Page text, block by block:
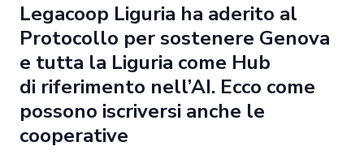
Legacoop Liguria ha aderito al
Protocollo per sostenere Genova
e tutta la Liguria come Hub
di riferimento nell’AI. Ecco come
possono iscriversi anche le
cooperative